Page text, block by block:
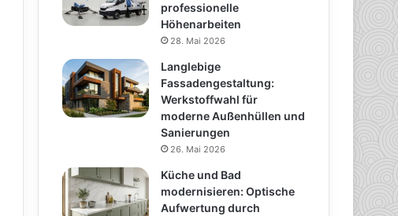
professionelle
Höhenarbeiten
28. Mai 2026
Langlebige
Fassadengestaltung:
Werkstoffwahl für
moderne Außenhüllen und
Sanierungen
26. Mai 2026
Küche und Bad
modernisieren: Optische
Aufwertung durch